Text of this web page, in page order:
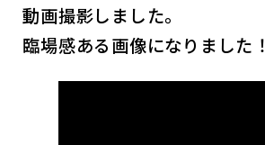
動画撮影しました。
臨場感ある画像になりました！